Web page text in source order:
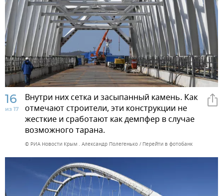
16
из 17
Внутри них сетка и засыпанный камень. Как
отмечают строители, эти конструкции не
жесткие и сработают как демпфер в случае
возможного тарана.
© РИА Новости Крым . Александр Полегенько Перейти в фотобанк